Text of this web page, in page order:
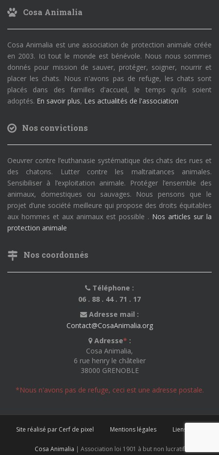
Cosa Animalia
Cosa Animalia est une association de protection animale créée
en 2003. Ici tout le monde est bénévole. Nous nous sommes
donnés pour mission de sauver, protéger, soigner, nourrir et
placer les chats. Nous n'avons pas de refuge, les chats sont
placés dans des familles d'accueil, le temps qu'ils soient
adoptés. En savoir plus, Les actualités de l'association
Nos convictions
Oeuvrer contre l’euthanasie systématique des chats des rues et
des chatons. Lutter contre les maltraitances animales.
Sensibiliser à l’exploitation animale. Protéger l’ensemble des
animaux, domestiques ou sauvages. Nous pensons que le
projet d’une société meilleure qui propose des droits équitables
aux hommes et aux animaux est possible . Nos articles sur la
protection animale
Nos coordonnés
Téléphone :
06 . 88 . 44 . 71 . 17
Adresse mail :
Contact@CosaAnimalia.org
Adresse* :
Cosa Animalia,
6 rue henry le châtelier
38000 GRENOBLE
*Nous n'avons pas de refuge, ceci est une adresse postale.
Site réalisé par Cerf de pixel Mentions légales Liens utiles
Cosa Animalia | Association loi 1901 à but non lucratif